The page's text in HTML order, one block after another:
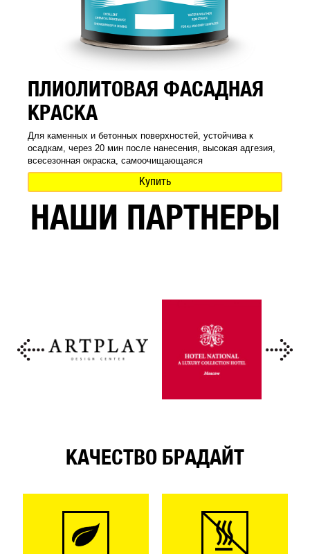
ПЛИОЛИТОВАЯ ФАСАДНАЯ
КРАСКА
Для каменных и бетонных поверхностей, устойчива к
осадкам, через 20 мин после нанесения, высокая адгезия,
всесезонная окраска, самоочищающаяся
Купить
НАШИ ПАРТНЕРЫ
КАЧЕСТВО БРАДАЙТ